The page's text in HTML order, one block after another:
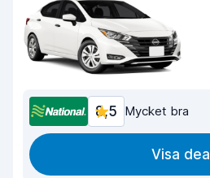
8,5 Mycket bra
Visa deal